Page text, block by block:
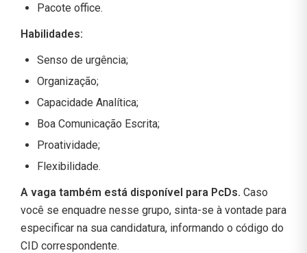
Pacote office.
Habilidades:
Senso de urgência;
Organização;
Capacidade Analítica;
Boa Comunicação Escrita;
Proatividade;
Flexibilidade.
A vaga também está disponível para PcDs. Caso
você se enquadre nesse grupo, sinta-se à vontade para
especificar na sua candidatura, informando o código do
CID correspondente.